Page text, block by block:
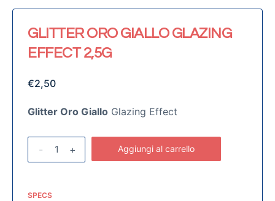
GLITTER ORO GIALLO GLAZING
EFFECT 2,5G
€2,50
Glitter Oro Giallo Glazing Effect
- + Aggiungi al carrello
SPECS